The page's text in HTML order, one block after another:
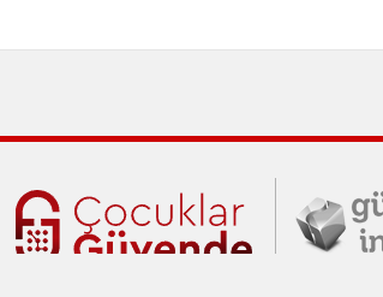
İletişim Merkezi
Çocuklar